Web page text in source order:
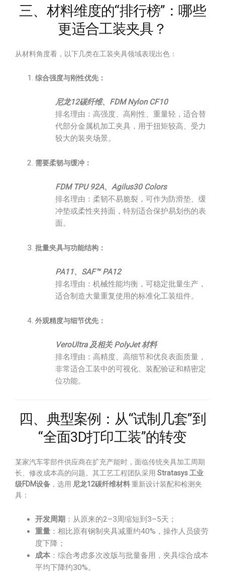
三、材料维度的“排行榜”：哪些
更适合工装夹具？
从材料角度看，以下几类在工装夹具领域表现出色：
综合强度与刚性优先：
尼龙12碳纤维、FDM Nylon CF10
排名理由：高强度、高刚性、重量轻，适合替
代部分金属机加工夹具，用于扭矩较高、受力
较大的装夹场景。
需要柔韧与缓冲：
FDM TPU 92A、Agilus30 Colors
排名理由：柔韧不易脆裂，可作为防滑垫、缓
冲垫或柔性夹持面，特别适合保护易划伤的表
面。
批量夹具与功能结构：
PA11、SAF™ PA12
排名理由：机械性能均衡，可稳定批量生产，
适合制造大量重复使用的标准化工装组件。
外观精度与细节优先：
VeroUltra 及相关 PolyJet 材料
排名理由：高精度、高细节和优良表面质量，
非常适合工装中的可视化、装配验证和精密定
位功能。
四、典型案例：从“试制几套”到
“全面3D打印工装”的转变
某家汽车零部件供应商在扩充产能时，面临传统夹具加工周期
长、修改成本高的问题。其工艺工程团队采用 Stratasys 工业
级FDM设备 ，选用 尼龙12碳纤维材料重新设计装配和检测夹
具：
开发周期 ：从原来的2–3周缩短到3–5天；
重量 ：相比原有钢制夹具减重约40%，操作人员疲劳
度下降；
成本 ：综合考虑多次改版与批量备用，夹具综合成本
平均下降约30%。